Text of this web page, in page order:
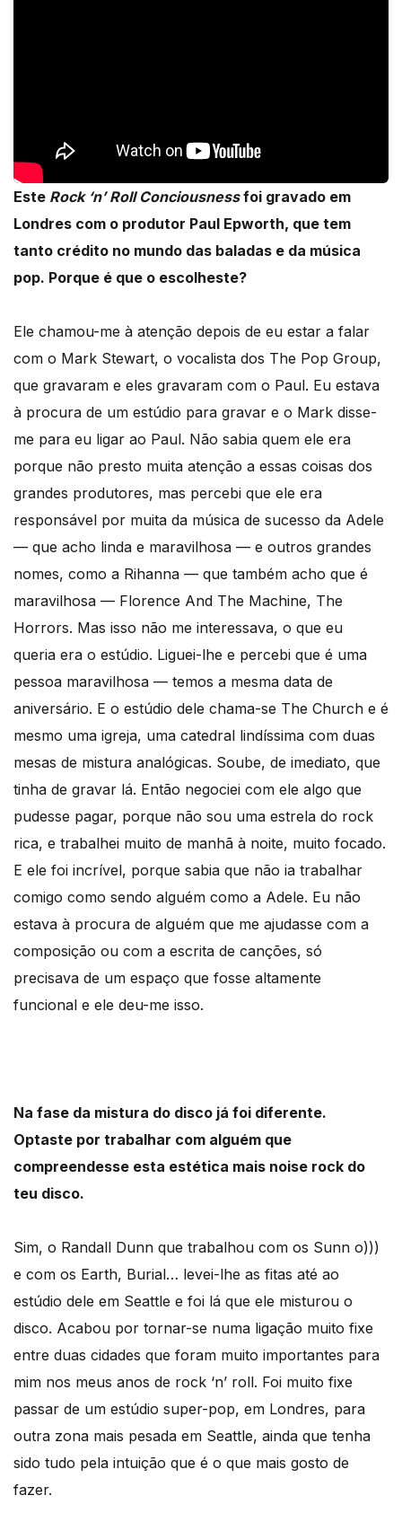
Este Rock ‘n’ Roll Conciousnessfoi gravado em
Londres com o produtor Paul Epworth, que tem
tanto crédito no mundo das baladas e da música
pop. Porque é que o escolheste?
Ele chamou-me à atenção depois de eu estar a falar
com o Mark Stewart, o vocalista dos The Pop Group,
que gravaram e eles gravaram com o Paul. Eu estava
à procura de um estúdio para gravar e o Mark disse-
me para eu ligar ao Paul. Não sabia quem ele era
porque não presto muita atenção a essas coisas dos
grandes produtores, mas percebi que ele era
responsável por muita da música de sucesso da Adele
— que acho linda e maravilhosa — e outros grandes
nomes, como a Rihanna — que também acho que é
maravilhosa — Florence And The Machine, The
Horrors. Mas isso não me interessava, o que eu
queria era o estúdio. Liguei-lhe e percebi que é uma
pessoa maravilhosa — temos a mesma data de
aniversário. E o estúdio dele chama-se The Church e é
mesmo uma igreja, uma catedral lindíssima com duas
mesas de mistura analógicas. Soube, de imediato, que
tinha de gravar lá. Então negociei com ele algo que
pudesse pagar, porque não sou uma estrela do rock
rica, e trabalhei muito de manhã à noite, muito focado.
E ele foi incrível, porque sabia que não ia trabalhar
comigo como sendo alguém como a Adele. Eu não
estava à procura de alguém que me ajudasse com a
composição ou com a escrita de canções, só
precisava de um espaço que fosse altamente
funcional e ele deu-me isso.
Na fase da mistura do disco já foi diferente.
Optaste por trabalhar com alguém que
compreendesse esta estética mais noise rock do
teu disco.
Sim, o Randall Dunn que trabalhou com os Sunn o)))
e com os Earth, Burial… levei-lhe as fitas até ao
estúdio dele em Seattle e foi lá que ele misturou o
disco. Acabou por tornar-se numa ligação muito fixe
entre duas cidades que foram muito importantes para
mim nos meus anos de rock ‘n’ roll. Foi muito fixe
passar de um estúdio super-pop, em Londres, para
outra zona mais pesada em Seattle, ainda que tenha
sido tudo pela intuição que é o que mais gosto de
fazer.